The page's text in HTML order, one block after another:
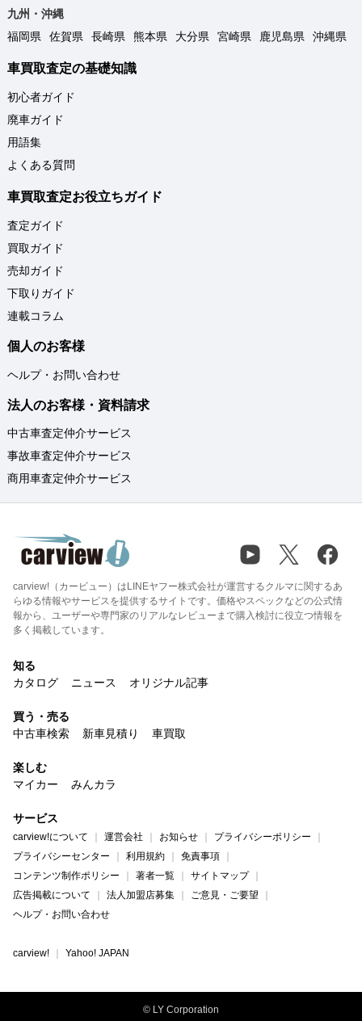
九州・沖縄
福岡県
佐賀県 長崎県 熊本県 大分県 宮崎県 鹿児島県 沖縄県
車買取査定の基礎知識
初心者ガイド
廃車ガイド
用語集
よくある質問
車買取査定お役立ちガイド
査定ガイド
買取ガイド
売却ガイド
下取りガイド
連載コラム
個人のお客様
ヘルプ・お問い合わせ
法人のお客様・資料請求
中古車査定仲介サービス
事故車査定仲介サービス
商用車査定仲介サービス
carview!（カービュー）はLINEヤフー株式会社が運営するクルマに関するあ
らゆる情報やサービスを提供するサイトです。価格やスペックなどの公式情
報から、ユーザーや専門家のリアルなレビューまで購入検討に役立つ情報を
多く掲載しています。
知る
カタログ
ニュース オリジナル記事
買う・売る
中古車検索
新車見積り 車買取
楽しむ
マイカー
みんカラ
サービス
carview!について 運営会社 お知らせ
プライバシーポリシー
プライバシーセンター
利用規約
免責事項
コンテンツ制作ポリシー
著者一覧
サイトマップ
広告掲載について
法人加盟店募集
ご意見・ご要望
ヘルプ・お問い合わせ
carview! Yahoo! JAPAN
© LY Corporation